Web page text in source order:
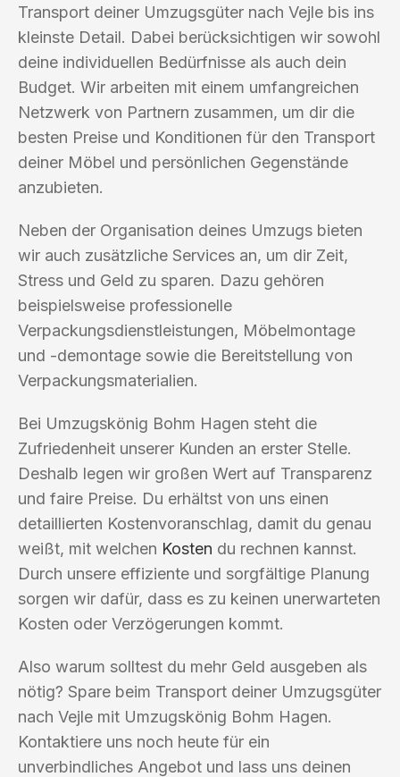
Transport deiner Umzugsgüter nach Vejle bis ins
kleinste Detail. Dabei berücksichtigen wir sowohl
deine individuellen Bedürfnisse als auch dein
Budget. Wir arbeiten mit einem umfangreichen
Netzwerk von Partnern zusammen, um dir die
besten Preise und Konditionen für den Transport
deiner Möbel und persönlichen Gegenstände
anzubieten.
Neben der Organisation deines Umzugs bieten
wir auch zusätzliche Services an, um dir Zeit,
Stress und Geld zu sparen. Dazu gehören
beispielsweise professionelle
Verpackungsdienstleistungen, Möbelmontage
und -demontage sowie die Bereitstellung von
Verpackungsmaterialien.
Bei Umzugskönig Bohm Hagen steht die
Zufriedenheit unserer Kunden an erster Stelle.
Deshalb legen wir großen Wert auf Transparenz
und faire Preise. Du erhältst von uns einen
detaillierten Kostenvoranschlag, damit du genau
weißt, mit welchen Kosten du rechnen kannst.
Durch unsere effiziente und sorgfältige Planung
sorgen wir dafür, dass es zu keinen unerwarteten
Kosten oder Verzögerungen kommt.
Also warum solltest du mehr Geld ausgeben als
nötig? Spare beim Transport deiner Umzugsgüter
nach Vejle mit Umzugskönig Bohm Hagen.
Kontaktiere uns noch heute für ein
unverbindliches Angebot und lass uns deinen